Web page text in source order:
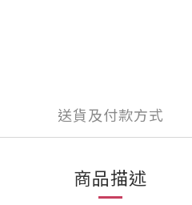
送貨及付款方式
商品描述